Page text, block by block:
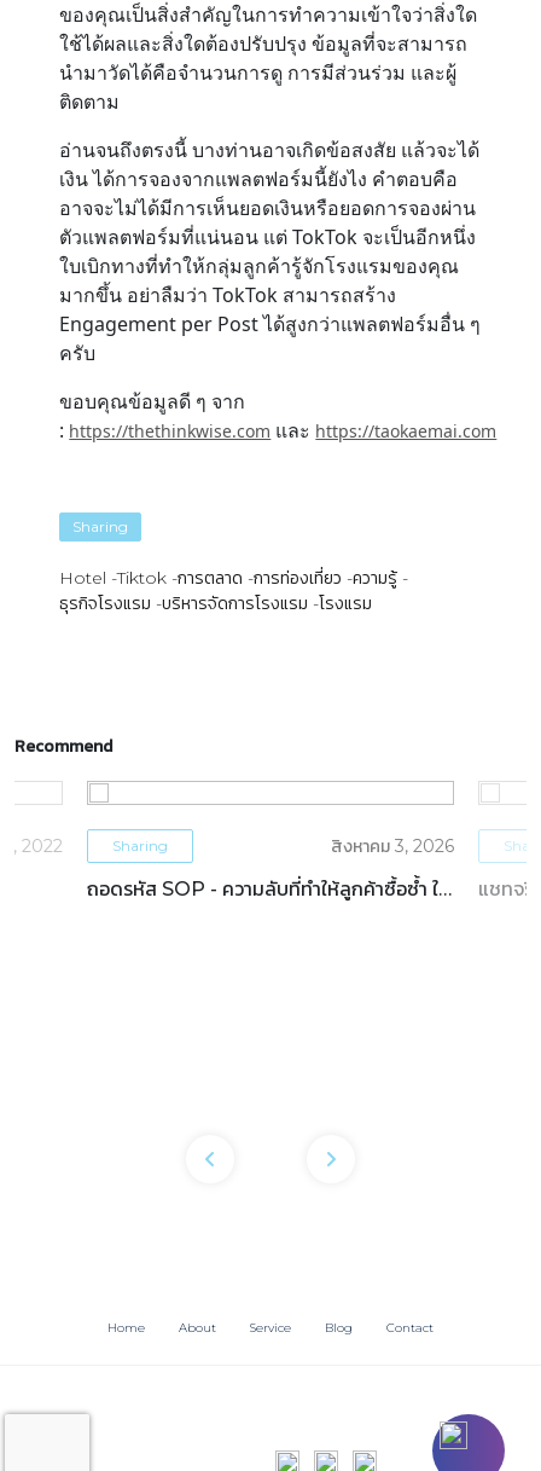
ของคุณเป็นสิ่งสำคัญในการทำความเข้าใจว่าสิ่งใด
ใช้ได้ผลและสิ่งใดต้องปรับปรุง ข้อมูลที่จะสามารถ
นำมาวัดได้คือจำนวนการดู การมีส่วนร่วม และผู้
ติดตาม
อ่านจนถึงตรงนี้ บางท่านอาจเกิดข้อสงสัย แล้วจะได้
เงิน ได้การจองจากแพลตฟอร์มนี้ยังไง คำตอบคือ
อาจจะไม่ได้มีการเห็นยอดเงินหรือยอดการจองผ่าน
ตัวแพลตฟอร์มที่แน่นอน แต่ TokTok จะเป็นอีกหนึ่ง
ใบเบิกทางที่ทำให้กลุ่มลูกค้ารู้จักโรงแรมของคุณ
มากขึ้น อย่าลืมว่า TokTok สามารถสร้าง
Engagement per Post ได้สูงกว่าแพลตฟอร์มอื่น ๆ
ครับ
ขอบคุณข้อมูลดี ๆ จาก
: https://thethinkwise.com และ https://taokaemai.com
Sharing
Hotel Tiktok การตลาด การท่องเที่ยว ความรู้
ธุรกิจโรงแรม บริหารจัดการโรงแรม โรงแรม
Recommend
2022 Sharing สิงหาคม 3, 2026
ถอดรหัส SOP - ความลับที่ทำให้ลูกค้าซื้อซ้ำ ใน
แชทจริ
Home About Service Blog Contact